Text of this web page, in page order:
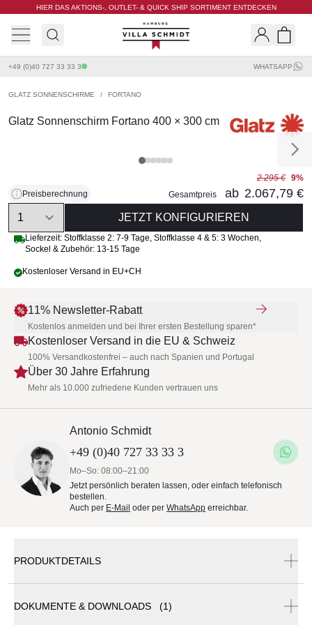
HIER DAS AKTIONS-, OUTLET- & QUICK SHIP SORTIMENT ENTDECKEN
Villa Schmidt
+49 (0)40 727 33 33 3 WHATSAPP
GLATZ SONNENSCHIRME / FORTANO
Glatz Sonnenschirm Fortano 400 × 300 cm
Preisberechnung
2.295 € 9%
Gesamtpreis
ab 2.067,79 €
Quantity
JETZT KONFIGURIEREN
Lieferzeit: Stoffklasse 2: 7-9 Tage, Stoffklasse 4 & 5: 3 Wochen,
Sockel & Zubehör: 13-15 Tage
Kostenloser Versand in EU+CH
11% Newsletter-Rabatt
Kostenlos anmelden und bei Ihrer ersten Bestellung sparen*
Kostenloser Versand in die EU & Schweiz
100% Versandkostenfrei – auch nach Spanien und Portugal
Über 30 Jahre Erfahrung
Mehr als 10.000 zufriedene Kunden vertrauen uns
Antonio Schmidt
+49 (0)40 727 33 33 3
Mo–So: 08:00–21:00
Jetzt persönlich beraten lassen, oder einfach telefonisch
bestellen.
Auch per E-Mail oder per WhatsApp erreichbar.
PRODUKTDETAILS
DOKUMENTE & DOWNLOADS (1)